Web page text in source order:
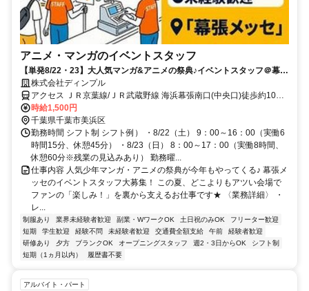
アニメ・マンガのイベントスタッフ
【単発8/22・23】大人気マンガ&アニメの祭典♪イベントスタッフ＠幕張
メッセ
株式会社ディンプル
アクセス ＪＲ京葉線/ＪＲ武蔵野線 海浜幕張南口(中央口)徒歩約10
分、ＪＲ京葉線/ＪＲ武蔵野線 幕張豊砂徒歩約20分、京成千葉線 京成
幕張徒歩約34分 ◆幕張メッセ/JR京葉線 「海浜幕張駅」より徒歩5分
時給1,500円
千葉県千葉市美浜区
勤務時間 シフト制 シフト例） ・8/22（土） 9：00～16：00（実働6
時間15分、休憩45分） ・8/23（日） 8：00～17：00（実働8時間、
休憩60分※残業の見込みあり） 勤務曜...
仕事内容 人気少年マンガ・アニメの祭典が今年もやってくる♪ 幕張メ
ッセのイベントスタッフ大募集！ この夏、どこよりもアツい会場で
ファンの「楽しみ！」を裏から支えるお仕事です★ 〈業務詳細〉 ・
レ...
制服あり 業界未経験者歓迎 副業・WワークOK 土日祝のみOK
フリーター歓迎
短期
学生歓迎 経験不問 未経験者歓迎 交通費全額支給 午前
経験者歓迎
研修あり
夕方 ブランクOK オープニングスタッフ 週2・3日からOK
シフト制
短期（1ヵ月以内）
履歴書不要
アルバイト・パート